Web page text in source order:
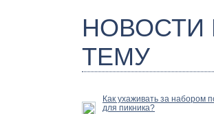
ТЕМУ
Как ухаживать за набором
для пикника?